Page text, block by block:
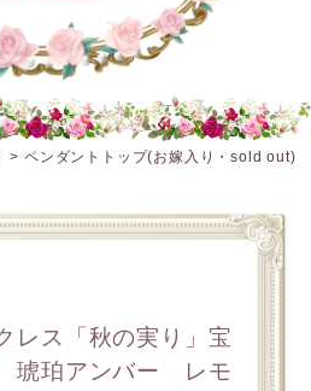
>ペンダントトップ(お嫁入り・sold out)
レス「秋の実り」宝
琥珀アンバー レモ